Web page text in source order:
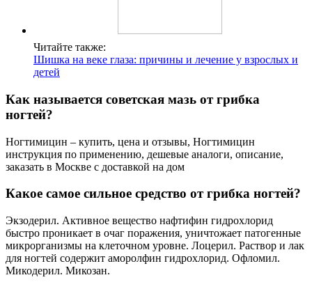
Читайте также:
Шишка на веке глаза: причины и лечение у взрослых и
детей
Как называется советская мазь от грибка
ногтей?
Ногтимицин – купить, цена и отзывы, Ногтимицин
инструкция по применению, дешевые аналоги, описание,
заказать в Москве с доставкой на дом
Какое самое сильное средство от грибка ногтей?
Экзодерил. Активное вещество нафтифин гидрохлорид
быстро проникает в очаг поражения, уничтожает патогенные
микрорганизмы на клеточном уровне. Лоцерил. Раствор и лак
для ногтей содержит аморолфин гидрохлорид. Офломил.
Микодерил. Микозан.